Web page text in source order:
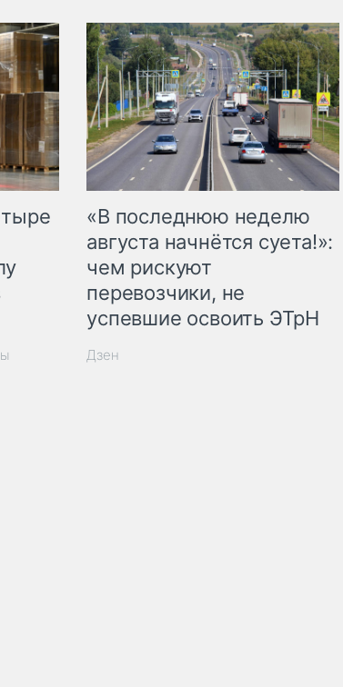
«В последнюю неделю
августа начнётся суета!»:
чем рискуют
перевозчики, не
успевшие освоить ЭТрН
Дзен